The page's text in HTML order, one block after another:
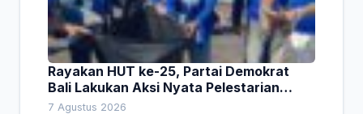
Rayakan HUT ke-25, Partai Demokrat
Bali Lakukan Aksi Nyata Pelestarian
Lingkungan
7 Agustus 2026